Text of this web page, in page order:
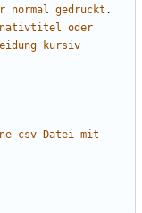
normal gedruckt .
oder
kursiv
csv Datei
mit